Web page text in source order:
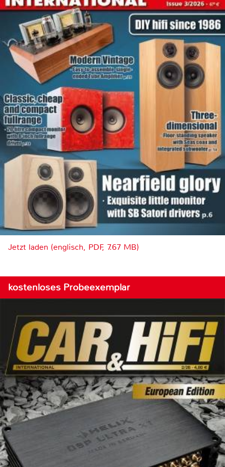
Jetzt laden (englisch, PDF, 7.67 MB)
kostenloses Probeexemplar